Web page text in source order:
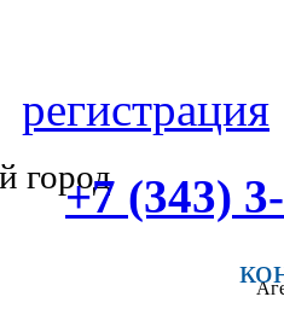
регистрация
город
+7 (343)